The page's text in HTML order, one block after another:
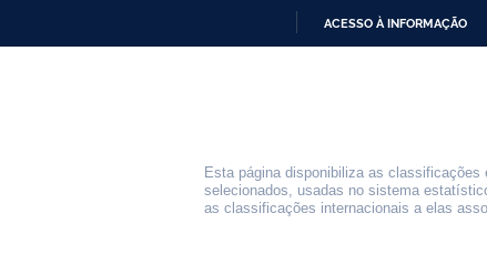
ACESSO À INFORMAÇÃO
Esta página disponibiliza as
selecionados, usadas no sistema
as classificações internacionais a elas